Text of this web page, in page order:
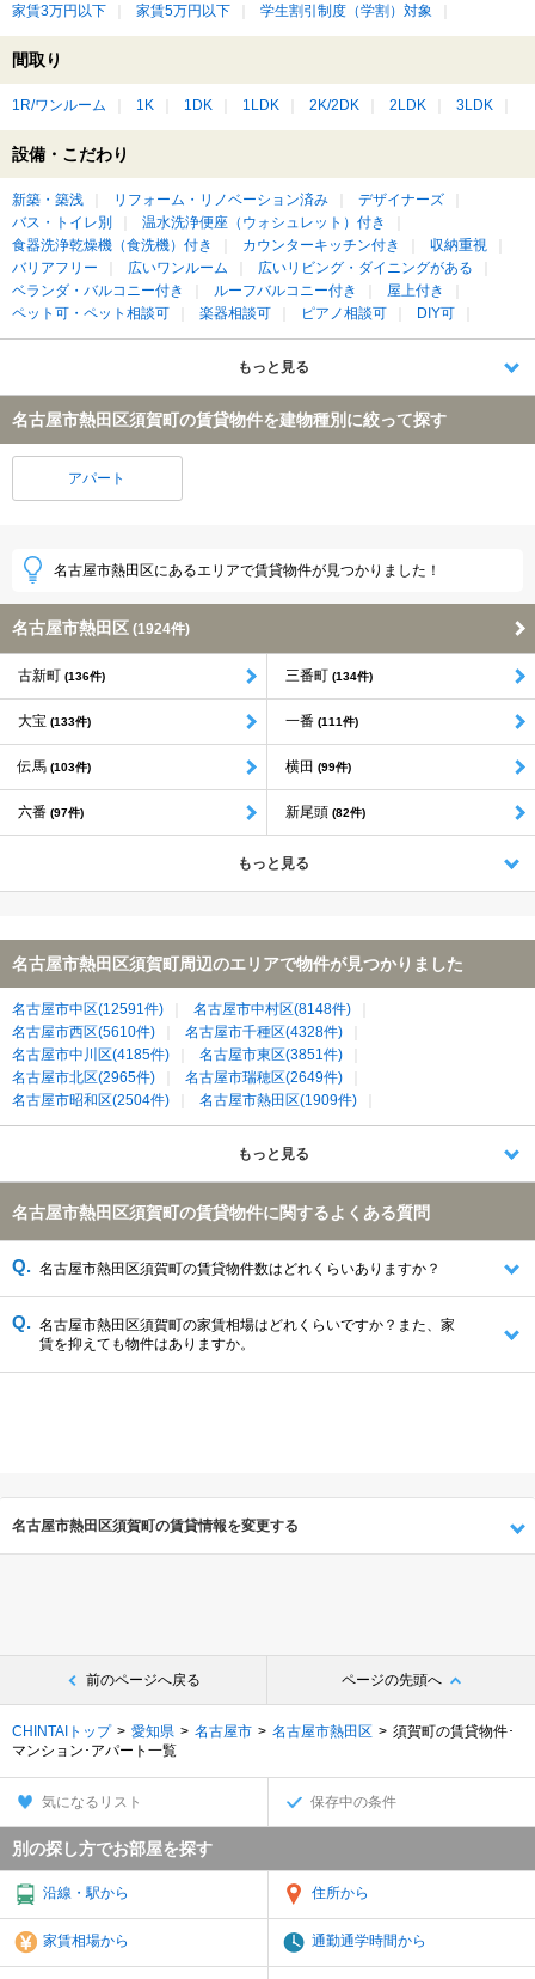
家賃3万円以下
家賃5万円以下 学生割引制度（学割）対象
間取り
1R/ワンルーム 1K 1DK 1LDK 2K/2DK 2LDK 3LDK
設備・こだわり
新築・築浅 リフォーム・リノベーション済み
デザイナーズ
バス・トイレ別
温水洗浄便座（ウォシュレット）付き
食器洗浄乾燥機（食洗機）付き
カウンターキッチン付き
収納重視
バリアフリー
広いワンルーム
広いリビング・ダイニングがある
ベランダ・バルコニー付き
ルーフバルコニー付き
屋上付き
ペット可・ペット相談可
楽器相談可 ピアノ相談可 DIY可
もっと見る
名古屋市熱田区須賀町の賃貸物件を建物種別に絞って探す
アパート
名古屋市熱田区にあるエリアで賃貸物件が見つかりました！
名古屋市熱田区 (1924件)
古新町 (136件) 三番町 (134件)
大宝 (133件) 一番 (111件)
伝馬 (103件) 横田 (99件)
六番 (97件) 新尾頭 (82件)
もっと見る
名古屋市熱田区須賀町周辺のエリアで物件が見つかりました
名古屋市中区(12591件)
名古屋市中村区(8148件)
名古屋市西区(5610件)
名古屋市千種区(4328件)
名古屋市中川区(4185件)
名古屋市東区(3851件)
名古屋市北区(2965件)
名古屋市瑞穂区(2649件)
名古屋市昭和区(2504件)
名古屋市熱田区(1909件)
名古屋市名東区(1891件)
名古屋市南区(1873件)
名古屋市緑区(1461件)
もっと見る
名古屋市熱田区須賀町の賃貸物件に関するよくある質問
名古屋市熱田区須賀町の賃貸物件数はどれくらいありますか？
名古屋市熱田区須賀町の家賃相場はどれくらいですか？また、家
賃を抑えても物件はありますか。
名古屋市熱田区須賀町の賃貸情報を変更する
前のページへ戻る ページの先頭へ
CHINTAIトップ 愛知県 名古屋市 名古屋市熱田区
須賀町の賃貸物件･
マンション･アパート一覧
気になるリスト 保存中の条件
別の探し方でお部屋を探す
沿線・駅から 住所から
家賃相場から 通勤通学時間から